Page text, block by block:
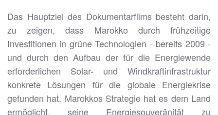
Das Hauptziel des Dokumentarfilms besteht darin,
zu zeigen, dass Marokko durch frühzeitige
Investitionen in grüne Technologien - bereits 2009 -
und durch den Aufbau der für die Energiewende
erforderlichen Solar- und Windkraftinfrastruktur
konkrete Lösungen für die globale Energiekrise
gefunden hat. Marokkos Strategie hat es dem Land
ermöglicht, seine Energiesouveränität zu